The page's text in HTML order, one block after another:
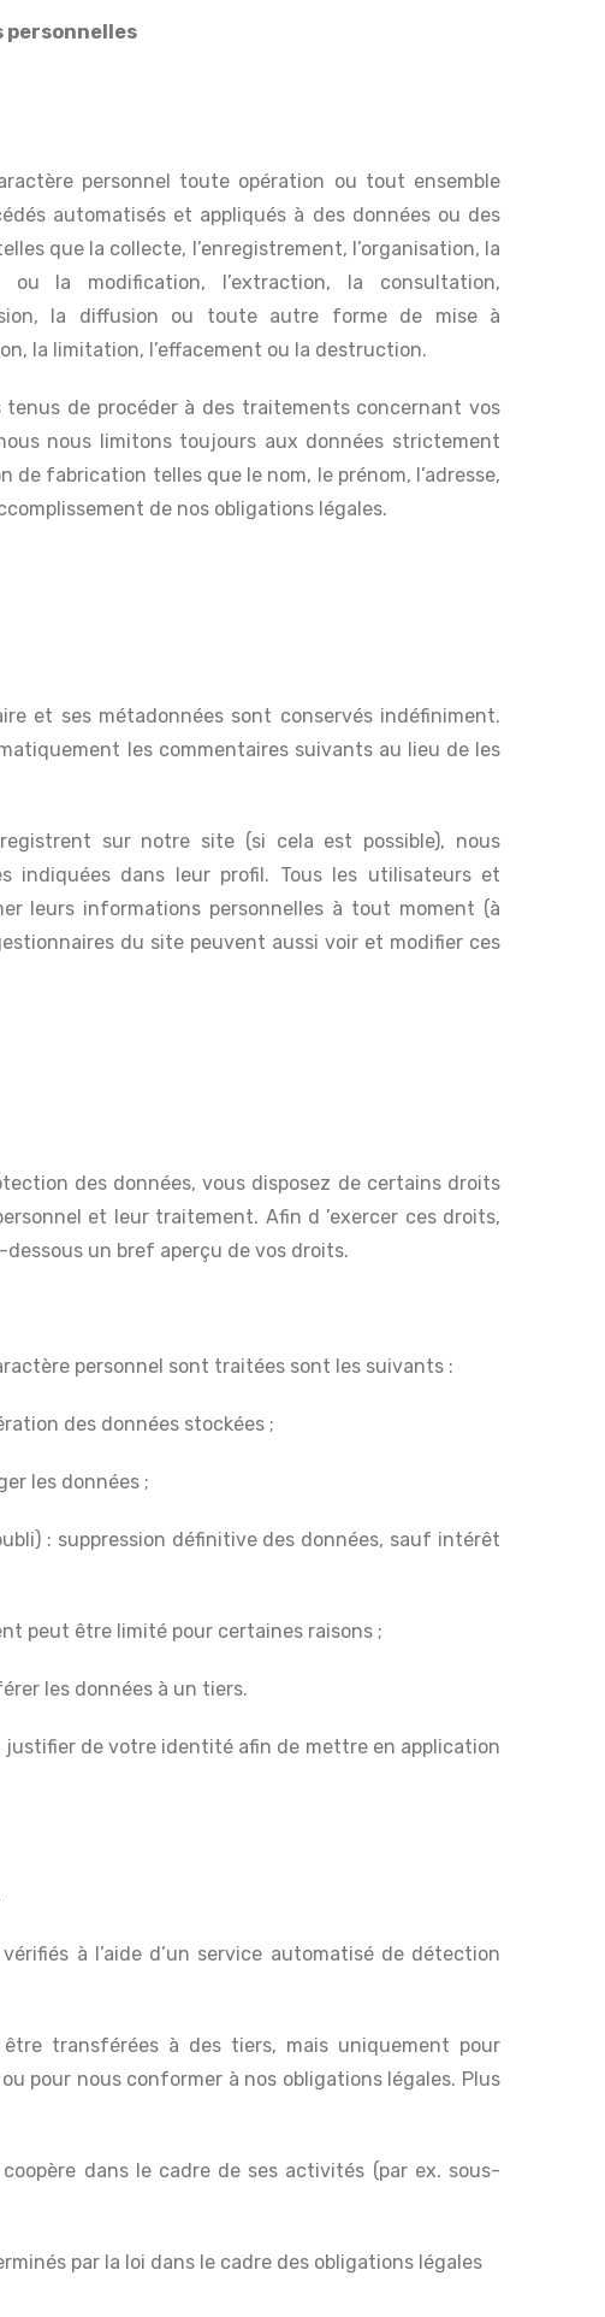
personnelles
personnel toute opération ou tout ensemble
automatisés et appliqués à des données ou des
que la collecte, l’enregistrement, l’organisation, la
ou la modification, l’extraction, la consultation,
la diffusion ou toute autre forme de mise à
la limitation, l’effacement ou la destruction.
de procéder à des traitements concernant vos
nous limitons toujours aux données strictement
fabrication telles que le nom, le prénom, l’adresse,
de nos obligations légales.
et ses métadonnées sont conservés indéfiniment.
les commentaires suivants au lieu de les
sur notre site (si cela est possible), nous
indiquées dans leur profil. Tous les utilisateurs et
leurs informations personnelles à tout moment (à
du site peuvent aussi voir et modifier ces
des données, vous disposez de certains droits
et leur traitement. Afin d ’exercer ces droits,
un bref aperçu de vos droits.
personnel sont traitées sont les suivants :
des données stockées ;
les données ;
: suppression définitive des données, sauf intérêt
peut être limité pour certaines raisons ;
les données à un tiers.
justifier de votre identité afin de mettre en application
à l’aide d’un service automatisé de détection
transférées à des tiers, mais uniquement pour
pour nous conformer à nos obligations légales. Plus
coopère dans le cadre de ses activités (par ex. sous-
par la loi dans le cadre des obligations légales